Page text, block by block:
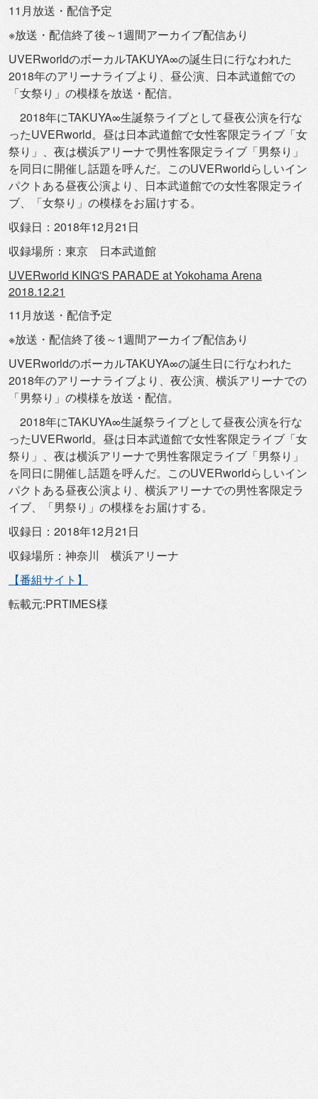
11月放送・配信予定
※放送・配信終了後～1週間アーカイブ配信あり
UVERworldのボーカルTAKUYA∞の誕生日に行なわれた
2018年のアリーナライブより、昼公演、 日本武道館での
「女祭り」の模様を放送・配信。
2018年にTAKUYA∞生誕祭ライブとして昼夜公演を行な
ったUVERworld。 昼は日本武道館で女性客限定ライブ「女
祭り」、 夜は横浜アリーナで男性客限定ライブ「男祭り」
を同日に開催し話題を呼んだ。 このUVERworldらしいイン
パクトある昼夜公演より、 日本武道館での女性客限定ライ
ブ、「女祭り」 の模様をお届けする。
収録日：2018年12月21日
収録場所：東京 日本武道館
UVERworld KING'S PARADE at Yokohama Arena
2018.12.21
11月放送・配信予定
※放送・配信終了後～1週間アーカイブ配信あり
UVERworldのボーカルTAKUYA∞の誕生日に行なわれた
2018年のアリーナライブより、夜公演、 横浜アリーナでの
「男祭り」の模様を放送・配信。
2018年にTAKUYA∞生誕祭ライブとして昼夜公演を行な
ったUVERworld。 昼は日本武道館で女性客限定ライブ「女
祭り」、 夜は横浜アリーナで男性客限定ライブ「男祭り」
を同日に開催し話題を呼んだ。 このUVERworldらしいイン
パクトある昼夜公演より、 横浜アリーナでの男性客限定ラ
イブ、「男祭り」 の模様をお届けする。
収録日：2018年12月21日
収録場所：神奈川 横浜アリーナ
【番組サイト】
転載元:PRTIMES様